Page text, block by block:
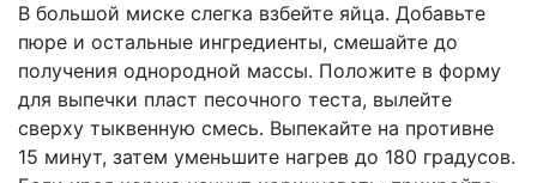
В большой миске слегка взбейте яйца. Добавьте
пюре и остальные ингредиенты, смешайте до
получения однородной массы. Положите в форму
для выпечки пласт песочного теста, вылейте
сверху тыквенную смесь. Выпекайте на противне
15 минут, затем уменьшите нагрев до 180 градусов.